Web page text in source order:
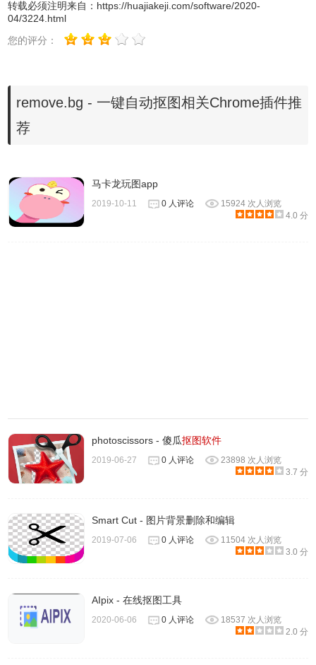
5、客户端跨平台支持 Windows、macOS、Linux，支持批
量处理。
6、提供 PhotoShop 插件。
1、Remove.bg是一个在线服务，打开网站直接上传图片，
自你的「 remove.bg 」帐号的 API Key 。点击［ Get API
Key ］前往官方网站根据提示注册账号获取Key即可。
转载必须注明来自： https://huajiakeji.com/software/2020-
04/3224.html
您的评分：
remove.bg - 一键自动抠图相关Chrome插件推
荐
马卡龙玩图app
2019-10-11 0 人评论
15924 次人浏览
4.0 分
photoscissors - 傻瓜抠图软件
2019-06-27 0 人评论
23898 次人浏览
3.7 分
Smart Cut - 图片背景删除和编辑
2019-07-06 0 人评论
11504 次人浏览
3.0 分
AIpix - 在线抠图工具
2020-06-06 0 人评论
18537 次人浏览
2.0 分